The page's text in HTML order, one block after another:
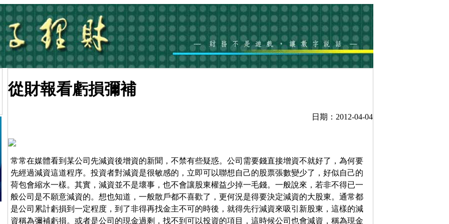
從財報看虧損彌補
日期：2012-04-04
常常在媒體看到某公司先減資後增資的新聞，不禁有些疑惑。公司需要錢直接增資不就好了，為何要
先經過減資這道程序。投資者對減資是很敏感的，立即可以聯想自己的股票張數變少了，好似自己的
荷包會縮水一樣。其實，減資並不是壞事，也不會讓股東權益少掉一毛錢。一般說來，若非不得已一
般公司是不願意減資的。想也知道，一般散戶都不喜歡了，更何況是得要決定減資的大股東。通常都
是公司累計虧損到一定程度，到了非得再找金主不可的時後，就得先行減資來吸引新股東，這樣的減
資稱為彌補虧損。或者是公司的現金過剩，找不到可以投資的項目，這時候公司也會減資，稱為現金